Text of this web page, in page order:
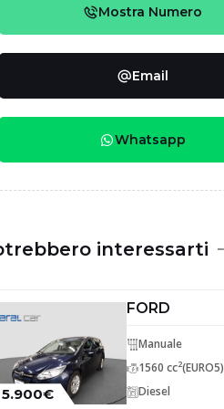
Mostra Numero
Email
Whatsapp
interessarti
5.900€
FORD
Manuale
1560 cc2(EURO5)
Diesel